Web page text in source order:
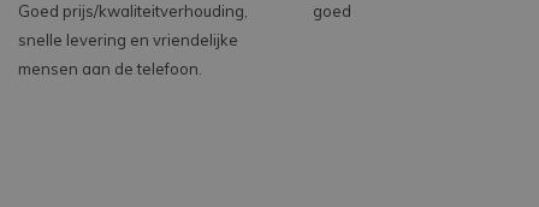
Goed prijs/kwaliteitverhouding,
snelle levering en vriendelijke
mensen aan de telefoon.
goed